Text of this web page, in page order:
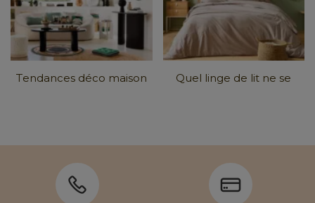
Tendances déco maison
Quel linge de lit ne se